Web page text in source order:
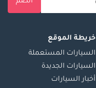
انضم
خريطة الموقع
السيارات المستعملة
السيارات الجديدة
أخبار السيارات